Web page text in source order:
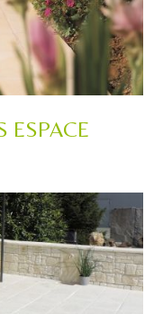
ESPACE